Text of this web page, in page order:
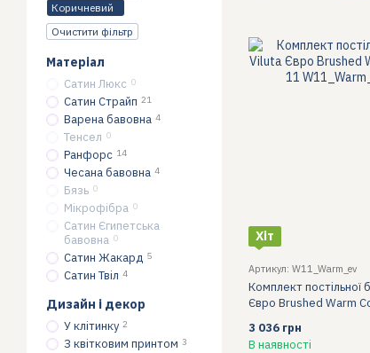
Хіт
Артикул: W11_Warm_ev
Комплект постільної
Євро Brushed Warm
3 036 грн
В наявності
Коричневий
Очистити фільтр
Матеріал
Сатин Люкс 0
Сатин Страйп 21
Варена бавовна 4
Тенсел 0
Ранфорс 14
Чесана бавовна 4
Бязь 0
Мікрофібра 0
Сатин Єгипетська
бавовна 0
Сатин Жакард 5
Сатин Твіл 4
Дизайн і декор
У клітинку 2
З квітковим принтом 3